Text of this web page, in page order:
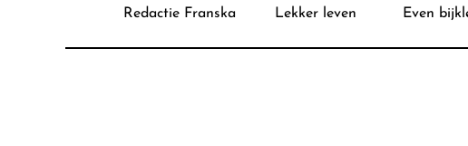
Redactie Franska Lekker leven Even